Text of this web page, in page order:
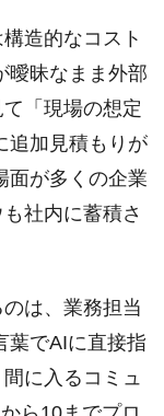
造的なコスト
曖昧なまま外部
「現場の想定
追加見積もりが
面が多くの企業
社内に蓄積さ
は、業務担当
葉でAIに直接指
に入るコミュ